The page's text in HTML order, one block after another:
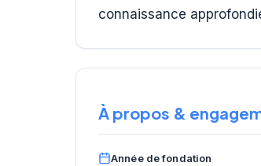
connaissance
À propos &
Année de fondation